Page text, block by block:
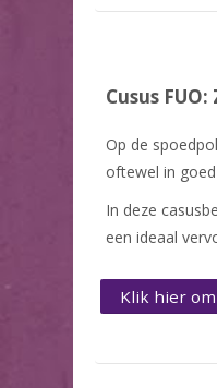
Cusus
Op de
oftewel in
In deze
een ideaal
Klik hier